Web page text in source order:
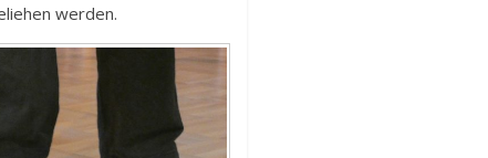
werden.